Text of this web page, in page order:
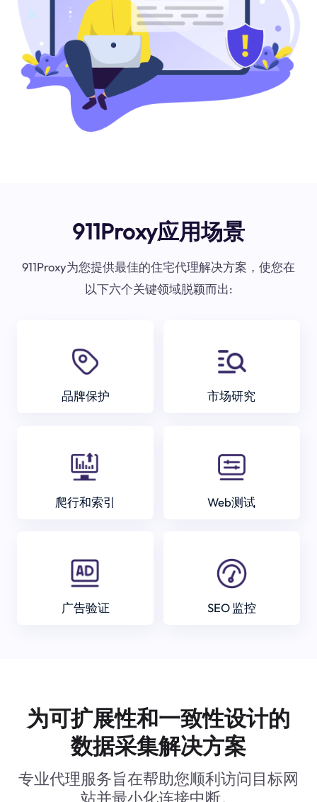
911Proxy应用场景
911Proxy为您提供最佳的住宅代理解决方案，使您在
以下六个关键领域脱颖而出:
品牌保护 市场研究
爬行和索引 Web测试
广告验证 SEO 监控
为可扩展性和一致性设计的
数据采集解决方案
专业代理服务旨在帮助您顺利访问目标网